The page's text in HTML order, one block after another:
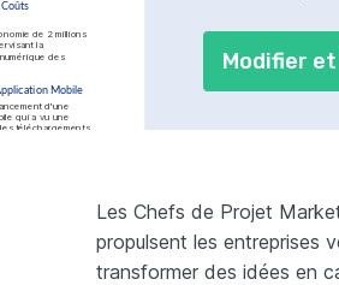
Coûts
de 2 millions
la
des
Mobile
d'une
qui a vu une
téléchargements
Modifier et
Les Chefs de Projet
propulsent les entreprises
transformer des idées en